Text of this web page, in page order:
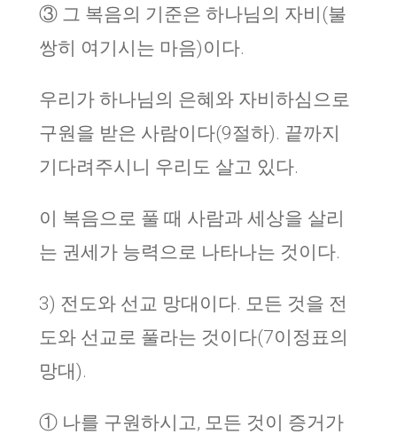
③ 그 복음의 기준은 하나님의 자비(불
쌍히 여기시는 마음)이다.
우리가 하나님의 은혜와 자비하심으로
구원을 받은 사람이다(9절하). 끝까지
기다려주시니 우리도 살고 있다.
이 복음으로 풀 때 사람과 세상을 살리
는 권세가 능력으로 나타나는 것이다.
3) 전도와 선교 망대이다. 모든 것을 전
도와 선교로 풀라는 것이다(7이정표의
망대).
① 나를 구원하시고, 모든 것이 증거가